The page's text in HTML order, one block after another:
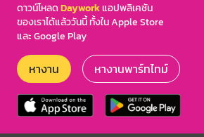
ดาวน์โหลดDayworkแอปพลิเคชัน
ของเราได้แล้ววันนี้ ทั้งใน Apple Store
และ Google Play
หางาน หางานพาร์ทไทม์